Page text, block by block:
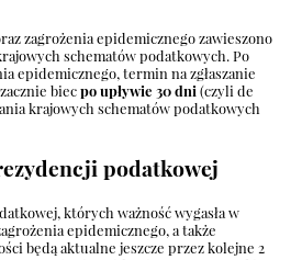
zagrożenia epidemicznego zawieszono
schematów podatkowych. Po
epidemicznego, termin na zgłaszanie
biecpo upływie 30 dni (czyli de
krajowych schematów podatkowych
podatkowej
których ważność wygasła w
epidemicznego, a także
będą aktualne jeszcze przez kolejne 2